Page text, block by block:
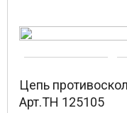
Цепь
Арт.TH 125105